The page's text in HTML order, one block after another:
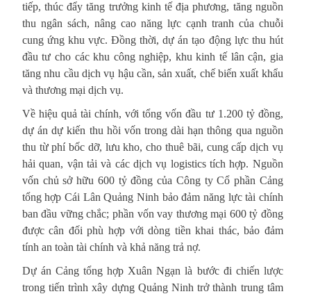
tiếp, thúc đẩy tăng trưởng kinh tế địa phương, tăng nguồn
thu ngân sách, nâng cao năng lực cạnh tranh của chuỗi
cung ứng khu vực. Đồng thời, dự án tạo động lực thu hút
đầu tư cho các khu công nghiệp, khu kinh tế lân cận, gia
tăng nhu cầu dịch vụ hậu cần, sản xuất, chế biến xuất khẩu
và thương mại dịch vụ.
Về hiệu quả tài chính, với tổng vốn đầu tư 1.200 tỷ đồng,
dự án dự kiến thu hồi vốn trong dài hạn thông qua nguồn
thu từ phí bốc dỡ, lưu kho, cho thuê bãi, cung cấp dịch vụ
hải quan, vận tải và các dịch vụ logistics tích hợp. Nguồn
vốn chủ sở hữu 600 tỷ đồng của Công ty Cổ phần Cảng
tổng hợp Cái Lân Quảng Ninh bảo đảm năng lực tài chính
ban đầu vững chắc; phần vốn vay thương mại 600 tỷ đồng
được cân đối phù hợp với dòng tiền khai thác, bảo đảm
tính an toàn tài chính và khả năng trả nợ.
Dự án Cảng tổng hợp Xuân Ngạn là bước đi chiến lược
trong tiến trình xây dựng Quảng Ninh trở thành trung tâm